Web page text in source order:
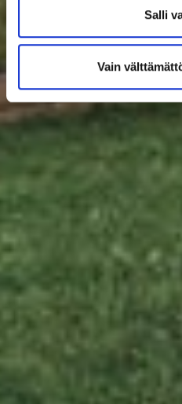
Salli
Vain